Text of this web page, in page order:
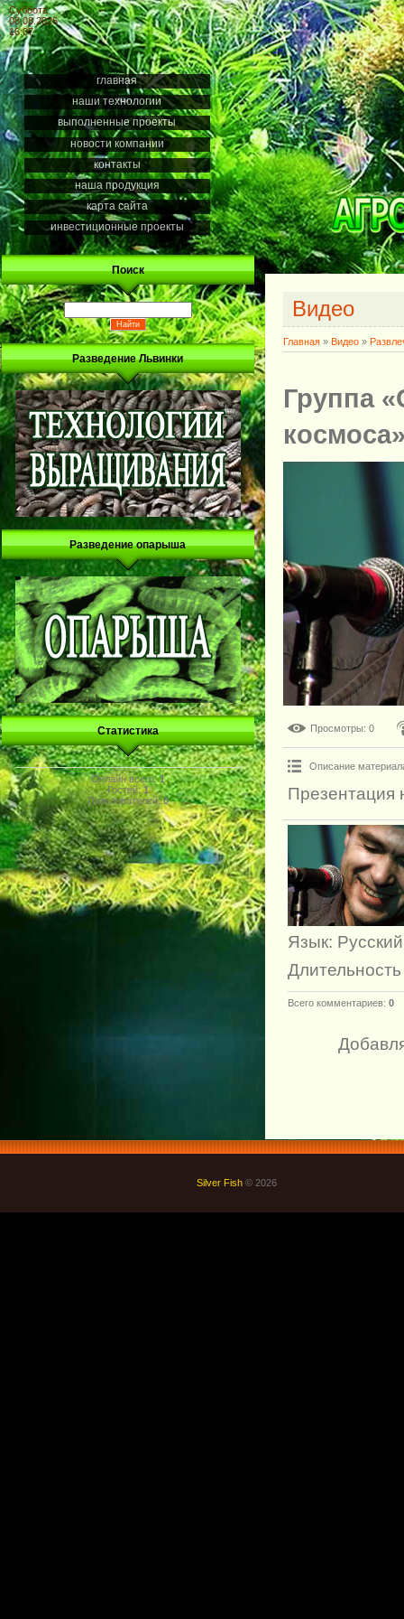
Суббота
08.08.2026
16:07
главная
наши технологии
выполненные проекты
новости компании
контакты
наша продукция
карта сайта
инвестиционные проекты
Поиск
Разведение Львинки
Разведение опарыша
Статистика
Онлайн всего:1
Гостей:1
Пользователей:0
Видео
Главная » Видео »
Группа
Просмотры: 0
Описание
Презентация
Язык: Русский
Всего комментариев: 0
Silver Fish © 2026